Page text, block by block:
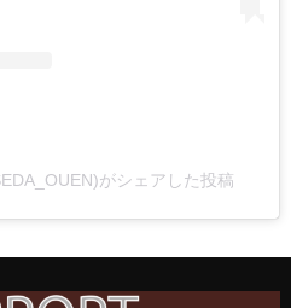
がシェアした投稿